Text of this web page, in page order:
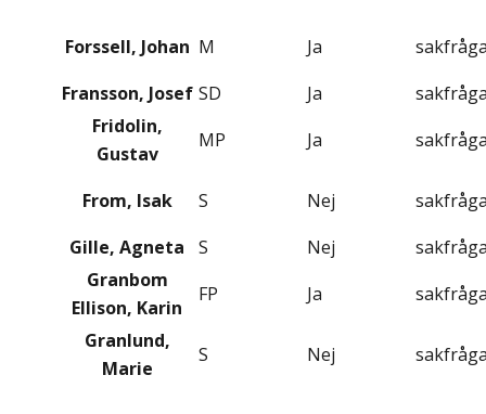
Forssell, Johan M Ja
Fransson, Josef SD Ja
Fridolin,
Gustav
MP Ja
From, Isak S Nej
Gille, Agneta
S Nej
Granbom
Ellison, Karin
FP Ja
Granlund,
Marie
S Nej